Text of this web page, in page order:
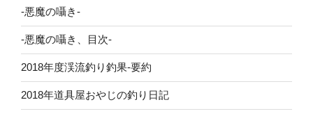
-悪魔の囁き-
-悪魔の囁き、目次-
2018年度渓流釣り釣果-要約
2018年道具屋おやじの釣り日記